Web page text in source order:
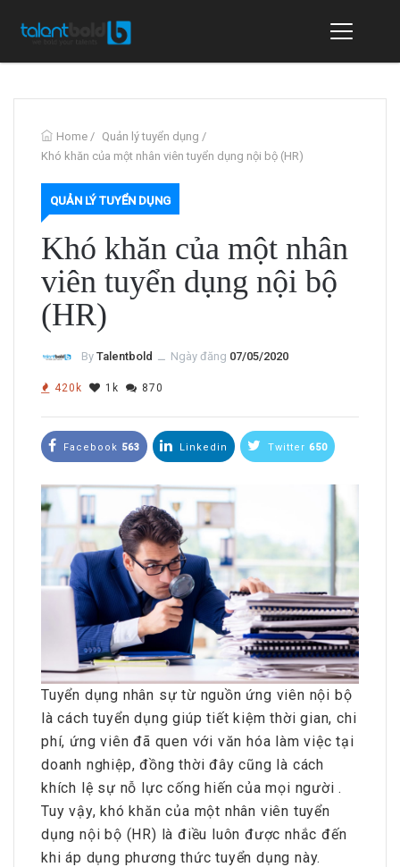
Home / Quản lý tuyển dụng /
Khó khăn của một nhân viên tuyển dụng nội bộ (HR)
QUẢN LÝ TUYỂN DỤNG
Khó khăn của một nhân
viên tuyển dụng nội bộ
(HR)
By Talentbold ــ Ngày đăng 07/05/2020
420k 1k 870
Facebook 563 Linkedin Twitter 650
Tuyển dụng nhân sự từ nguồn ứng viên nội bộ
là cách tuyển dụng giúp tiết kiệm thời gian, chi
phí, ứng viên đã quen với văn hóa làm việc tại
doanh nghiệp, đồng thời đây cũng là cách
khích lệ sự nỗ lực cống hiến của mọi người .
Tuy vậy, khó khăn của một nhân viên tuyển
dụng nội bộ (HR) là điều luôn được nhắc đến
khi áp dụng phương thức tuyển dụng này.